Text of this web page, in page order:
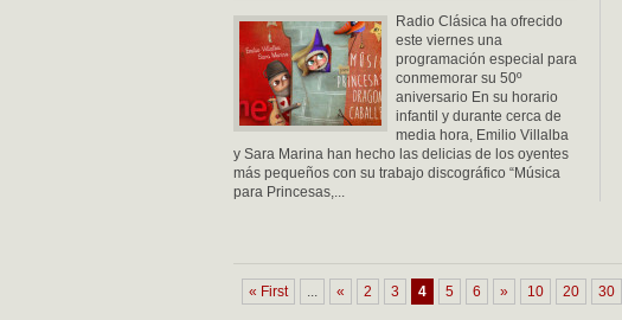
Radio Clásica ha ofrecido
este viernes una
programación especial para
conmemorar su 50º
aniversario En su horario
infantil y durante cerca de
media hora, Emilio Villalba
y Sara Marina han hecho las delicias de los oyentes
más pequeños con su trabajo discográfico “Música
para Princesas,...
« First ... « 2 3 4 5 6 » 10 20 30